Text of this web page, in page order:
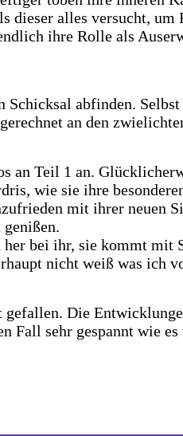
dieser alles versucht,
ihre Rolle als
Schicksal abfinden.
an den
an Teil 1 an.
wie sie ihre
mit ihrer neuen
bei ihr, sie kommt
nicht weiß was
Die
Fall sehr gespannt wie